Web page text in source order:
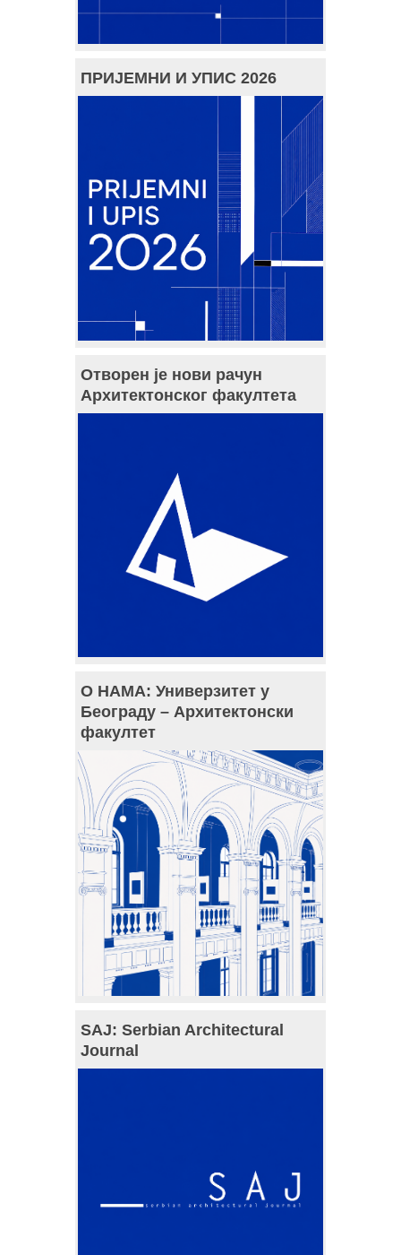
ПРИЈЕМНИ И УПИС 2026
Отворен је нови рачун
Архитектонског факултета
О НАМА: Универзитет у
Београду – Архитектонски
факултет
SAJ: Serbian Architectural
Journal